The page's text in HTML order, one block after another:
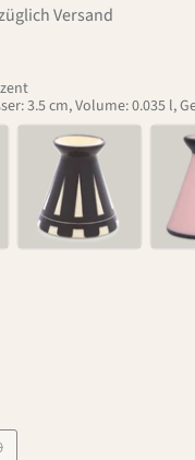
Versand
3.5 cm, Volume: 0.035 l,